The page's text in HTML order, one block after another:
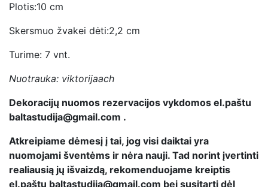
Plotis:10 cm
Skersmuo žvakei dėti:2,2 cm
Turime: 7 vnt.
Nuotrauka: viktorijaach
Dekoracijų nuomos rezervacijos vykdomos el.paštu
baltastudija@gmail.com .
Atkreipiame dėmesį į tai, jog visi daiktai yra
nuomojami šventėms ir nėra nauji. Tad norint įvertinti
realiausią jų išvaizdą, rekomenduojame kreiptis
el.paštu baltastudija@gmail.com bei susitarti dėl